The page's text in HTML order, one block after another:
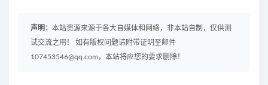
声明： 本站资源来源于各大自媒体和网络，非本站自制，仅供测
试交流之用！ 如有版权问题请附带证明至邮件
107453546@qq.com，本站将应您的要求删除！